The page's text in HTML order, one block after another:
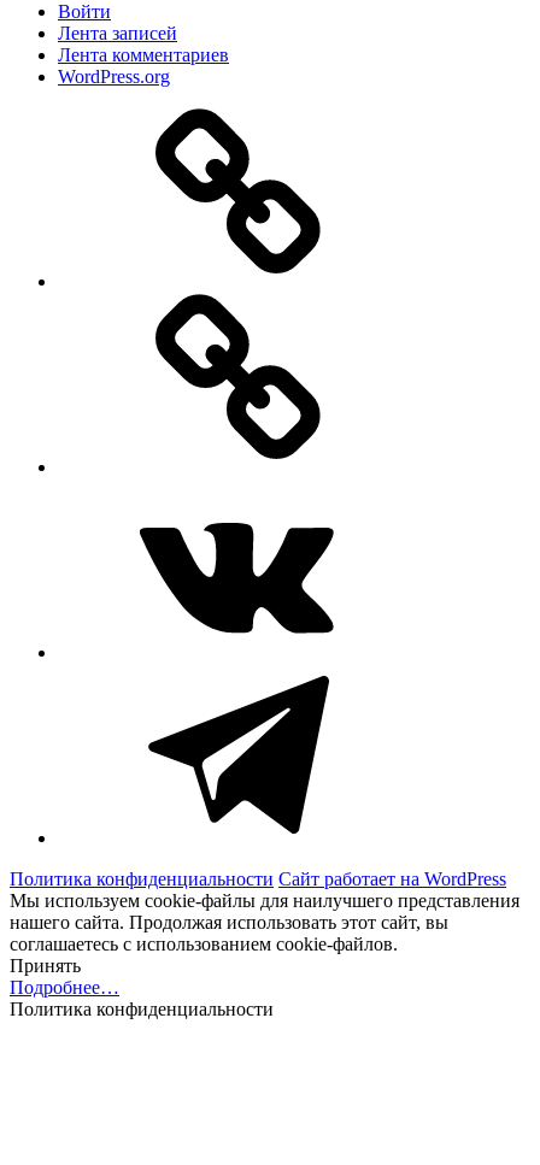
Войти
Лента записей
Лента комментариев
WordPress.org
Политика конфиденциальности Сайт работает на WordPress
Мы используем cookie-файлы для наилучшего представления
нашего сайта. Продолжая использовать этот сайт, вы
соглашаетесь с использованием cookie-файлов.
Принять
Подробнее…
Политика конфиденциальности